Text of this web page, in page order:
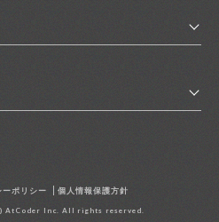
AtCoder Inc. All rights reserved.
ーポリシー 個人情報保護方針